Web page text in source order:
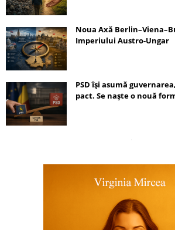
Noua Axă
Imperiului Austro-Ungar
PSD își asumă
pact. Se naște o nouă